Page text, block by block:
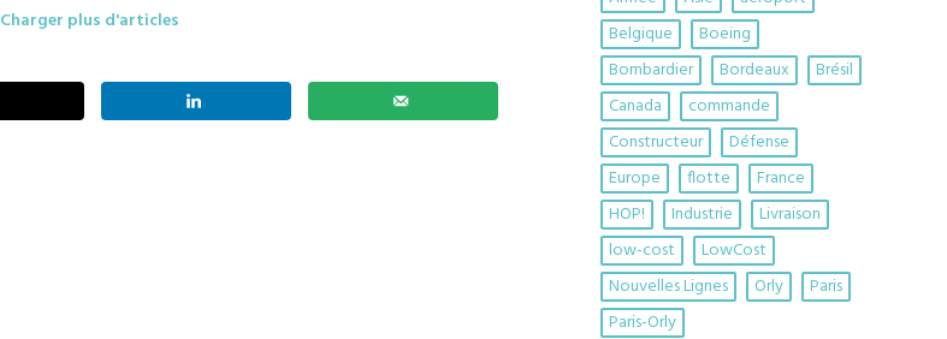
Charger plus d'articles
Belgique
Boeing
Bombardier
Bordeaux
Brésil
Canada
commande
Constructeur
Défense
Europe
flotte
France
HOP!
Industrie
Livraison
low-cost
LowCost
Nouvelles Lignes
Orly
Paris
Paris-Orly